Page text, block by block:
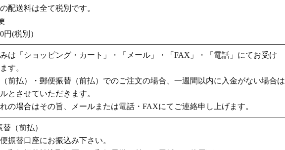
送料は全て税別です。
(税別）
は「ショッピング・カート」・「メール」・「FAX」・「電話」にてお受け
す。
前払）・郵便振替（前払）でのご注文の場合、一週間以内に入金がない場合は
とさせていただきます。
の場合はその旨、メールまたは電話・FAXにてご連絡申し上げます。
（前払）
振替口座にお振込み下さい。